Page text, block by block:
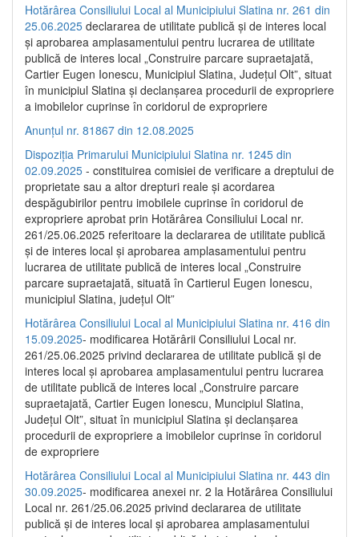
Hotărârea Consiliului Local al Municipiului Slatina nr. 261 din
25.06.2025 declararea de utilitate publică și de interes local
și aprobarea amplasamentului pentru lucrarea de utilitate
publică de interes local „Construire parcare supraetajată,
Cartier Eugen Ionescu, Municipiul Slatina, Județul Olt”, situat
în municipiul Slatina și declanșarea procedurii de expropriere
a imobilelor cuprinse în coridorul de expropriere
Anunțul nr. 81867 din 12.08.2025
Dispoziția Primarului Municipiului Slatina nr. 1245 din
02.09.2025 - constituirea comisiei de verificare a dreptului de
proprietate sau a altor drepturi reale și acordarea
despăgubirilor pentru imobilele cuprinse în coridorul de
expropriere aprobat prin Hotărârea Consiliului Local nr.
261/25.06.2025 referitoare la declararea de utilitate publică
și de interes local și aprobarea amplasamentului pentru
lucrarea de utilitate publică de interes local „Construire
parcare supraetajată, situată în Cartierul Eugen Ionescu,
municipiul Slatina, județul Olt”
Hotărârea Consiliului Local al Municipiului Slatina nr. 416 din
15.09.2025- modificarea Hotărârii Consiliului Local nr.
261/25.06.2025 privind declararea de utilitate publică și de
interes local și aprobarea amplasamentului pentru lucrarea
de utilitate publică de interes local „Construire parcare
supraetajată, Cartier Eugen Ionescu, Muncipiul Slatina,
Județul Olt”, situat în municipiul Slatina și declanșarea
procedurii de expropriere a imobilelor cuprinse în coridorul
de expropriere
Hotărârea Consiliului Local al Municipiului Slatina nr. 443 din
30.09.2025- modificarea anexei nr. 2 la Hotărârea Consiliului
Local nr. 261/25.06.2025 privind declararea de utilitate
publică şi de interes local şi aprobarea amplasamentului